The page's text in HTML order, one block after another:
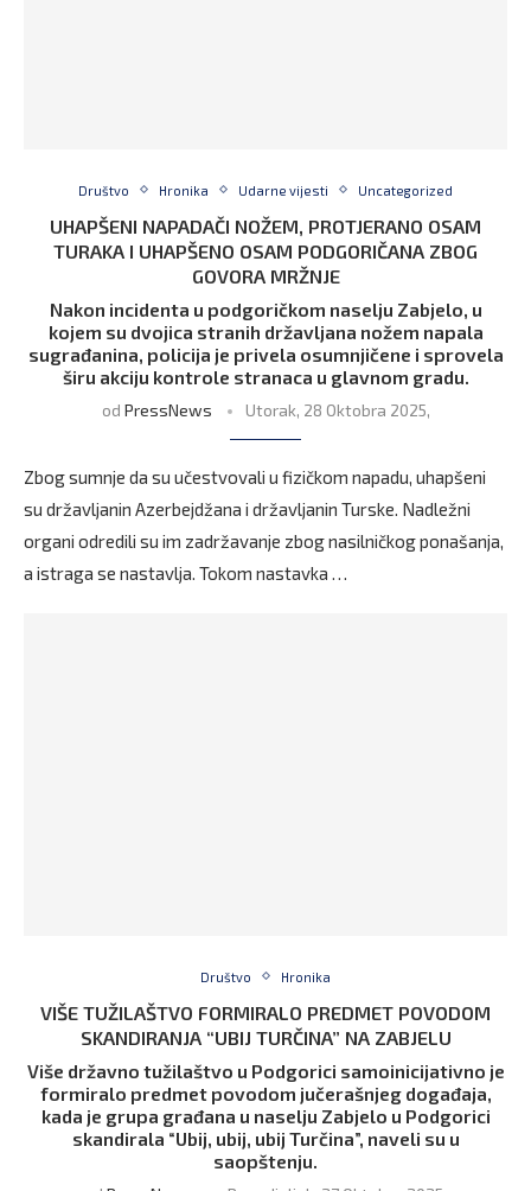
Društvo Hronika Udarne vijesti Uncategorized
UHAPŠENI NAPADAČI NOŽEM, PROTJERANO OSAM
TURAKA I UHAPŠENO OSAM PODGORIČANA ZBOG
GOVORA MRŽNJE
Nakon incidenta u podgoričkom naselju Zabjelo, u
kojem su dvojica stranih državljana nožem napala
sugrađanina, policija je privela osumnjičene i sprovela
širu akciju kontrole stranaca u glavnom gradu.
od PressNews Utorak, 28 Oktobra 2025,
Zbog sumnje da su učestvovali u fizičkom napadu, uhapšeni
su državljanin Azerbejdžana i državljanin Turske. Nadležni
organi odredili su im zadržavanje zbog nasilničkog ponašanja,
a istraga se nastavlja. Tokom nastavka …
Društvo Hronika
VIŠE TUŽILAŠTVO FORMIRALO PREDMET POVODOM
SKANDIRANJA “UBIJ TURČINA” NA ZABJELU
Više državno tužilaštvo u Podgorici samoinicijativno je
formiralo predmet povodom jučerašnjeg događaja,
kada je grupa građana u naselju Zabjelo u Podgorici
skandirala “Ubij, ubij, ubij Turčina”, naveli su u
saopštenju.